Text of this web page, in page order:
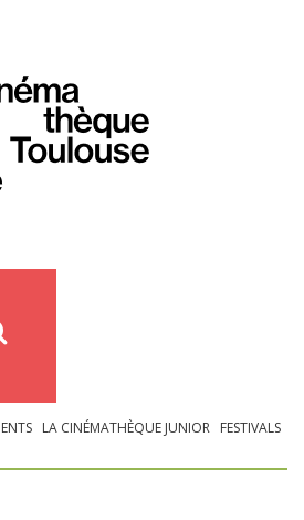
LA CINÉMATHÈQUE JUNIOR FESTIVALS